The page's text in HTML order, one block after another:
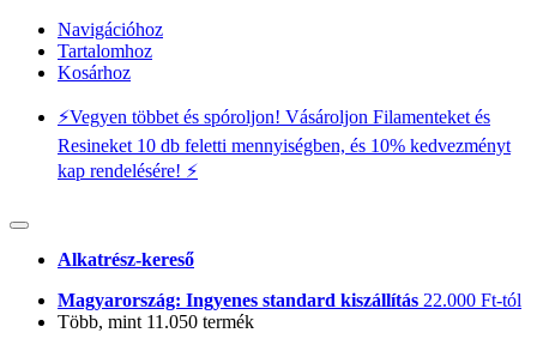
Navigációhoz
Tartalomhoz
Kosárhoz
⚡️Vegyen többet és spóroljon! Vásároljon Filamenteket és
Resineket 10 db feletti mennyiségben, és 10% kedvezményt
kap rendelésére! ⚡️
Alkatrész-kereső
Magyarország: Ingyenes standard kiszállítás 22.000 Ft-tól
Több, mint 11.050 termék